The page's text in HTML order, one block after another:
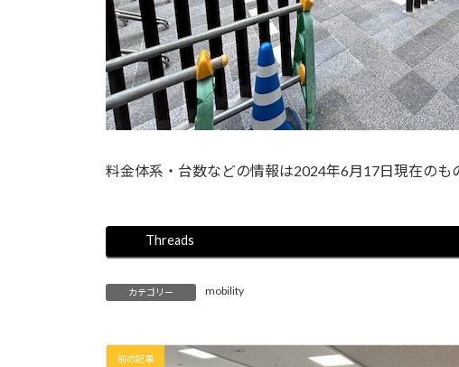
料金体系・台数などの情報は2024年6月17日現在のも
Threads
カテゴリー mobility
前の記事